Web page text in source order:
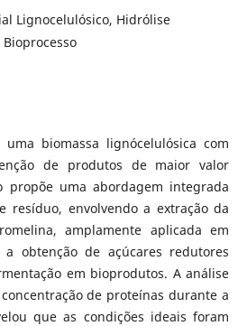
Lignocelulósico, Hidrólise
biomassa lignócelulósica com
de produtos de maior valor
propõe uma abordagem integrada
resíduo, envolvendo a extração da
amplamente aplicada em
obtenção de açúcares redutores
em bioprodutos. A análise
de proteínas durante a
que as condições ideais foram